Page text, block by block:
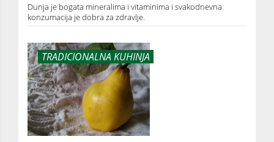
Dunja je bogata mineralima i vitaminima i svakodnevna
konzumacija je dobra za zdravlje.
TRADICIONALNA KUHINJA